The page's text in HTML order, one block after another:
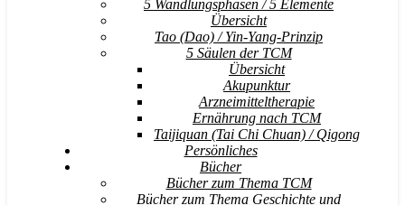
5 Wandlungsphasen / 5 Elemente
Übersicht
Tao (Dao) / Yin-Yang-Prinzip
5 Säulen der TCM
Übersicht
Akupunktur
Arzneimitteltherapie
Ernährung nach TCM
Taijiquan (Tai Chi Chuan) / Qigong
Persönliches
Bücher
Bücher zum Thema TCM
Bücher zum Thema Geschichte und